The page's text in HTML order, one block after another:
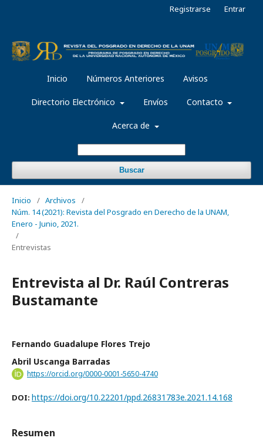
Inicio Números Anteriores Avisos
Directorio Electrónico Envíos Contacto
Acerca de
Buscar
Registrarse Entrar
Inicio / Archivos
/
Núm. 14 (2021): Revista del Posgrado en Derecho de la UNAM,
Enero - Junio, 2021.
/
Entrevistas
Entrevista al Dr. Raúl Contreras
Bustamante
Fernando Guadalupe Flores Trejo
Abril Uscanga Barradas
https://orcid.org/0000-0001-5650-4740
DOI: https://doi.org/10.22201/ppd.26831783e.2021.14.168
Resumen